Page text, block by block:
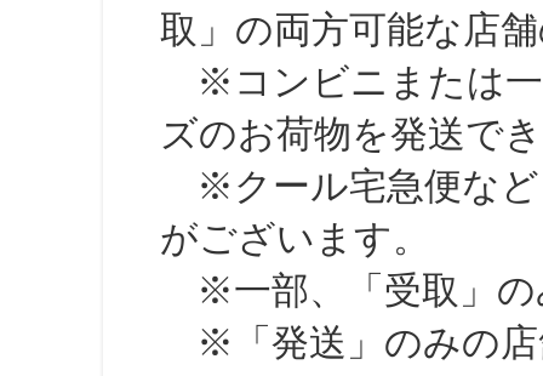
取」の両方可能な店
※コンビニまたは一
ズのお荷物を発送で
※クール宅急便など
がございます。
※一部、「受取」の
※「発送」のみの店